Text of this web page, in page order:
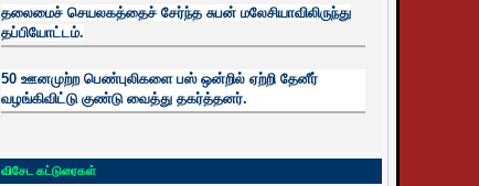
தலைமைச் செயலகத்தைச் சேர்ந்த சுபன் மலேசியாவிலிருந்து
தப்பியோட்டம்.
50 ஊனமுற்ற பெண்புலிகளை பஸ் ஒன்றில் ஏற்றி தேனீர்
வழங்கிவிட்டு குண்டு வைத்து தகர்த்தனர்.
விசேட கட்டுரைகள்